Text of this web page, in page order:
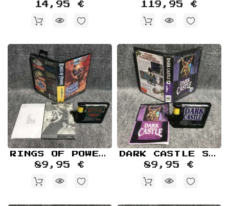
14,95 € 119,95 €
RINGS OF POWER SEGA MEGA DRIVE
89,95 €
DARK CASTLE SEGA GENESIS MEGA DRIVE
89,95 €